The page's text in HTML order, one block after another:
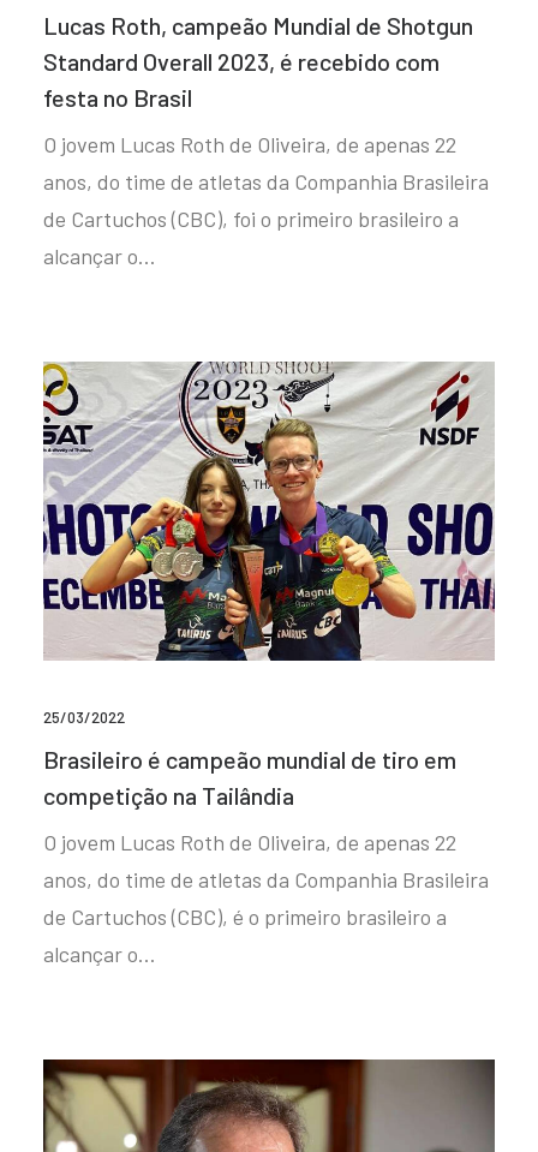
Lucas Roth, campeão Mundial de Shotgun
Standard Overall 2023, é recebido com
festa no Brasil
O jovem Lucas Roth de Oliveira, de apenas 22
anos, do time de atletas da Companhia Brasileira
de Cartuchos (CBC), foi o primeiro brasileiro a
alcançar o…
25/03/2022
Brasileiro é campeão mundial de tiro em
competição na Tailândia
O jovem Lucas Roth de Oliveira, de apenas 22
anos, do time de atletas da Companhia Brasileira
de Cartuchos (CBC), é o primeiro brasileiro a
alcançar o…